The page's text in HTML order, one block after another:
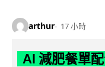
arthur 17 小時
AI 減肥餐單